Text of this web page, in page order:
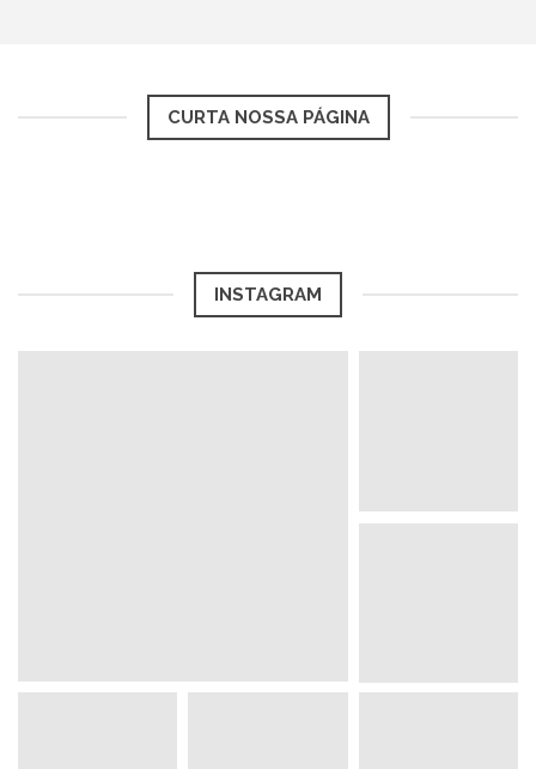
CURTA NOSSA PÁGINA
INSTAGRAM